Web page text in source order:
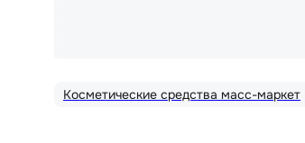
Косметические средства масс-маркет